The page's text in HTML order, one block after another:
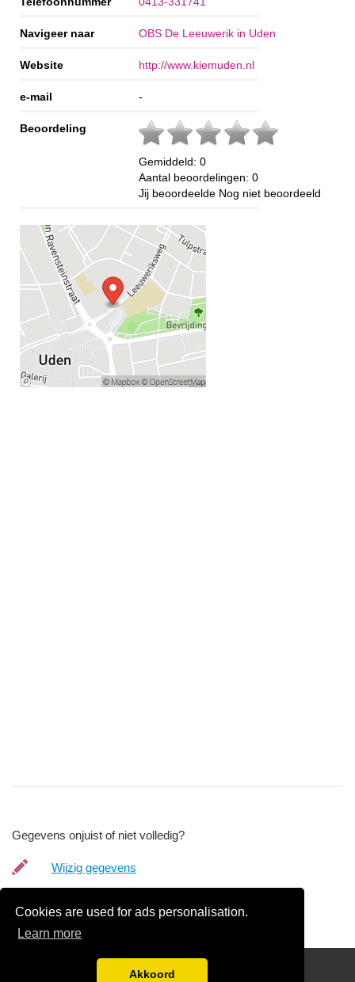
Cookies are used for ads personalisation.
Learn more
Akkoord
Navigeer naar OBS De Leeuwerik in Uden
Website http://www.kiemuden.nl
e-mail -
Beoordeling
Gemiddeld: 0
Aantal beoordelingen: 0
Jij beoordeelde Nog niet beoordeeld
Gegevens onjuist of niet volledig?
Wijzig gegevens